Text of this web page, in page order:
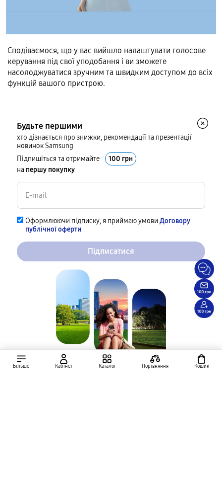
Сподіваємося, що у вас вийшло налаштувати голосове
керування під свої уподобання і ви зможете
насолоджуватися зручним та швидким доступом до всіх
функцій вашого пристрою.
Будьте першими
хто дізнається про знижки, рекомендації та презентації
новинок Samsung
Підпишіться та отримайте
100 грн
на першу покупку
Оформлюючи підписку, я приймаю умови Договору
публічної оферти
Підписатися
Більше Кабінет Каталог Порівняння Кошик